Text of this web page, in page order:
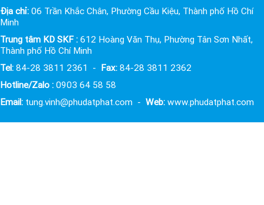
Địa chỉ: 06 Trần Khắc Chân, Phường Cầu Kiệu, Thành phố Hồ Chí
Minh
Trung tâm KD SKF : 612 Hoàng Văn Thụ, Phường Tân Sơn Nhất,
Thành phố Hồ Chí Minh
Tel: 84-28 3811 2361 - Fax: 84-28 3811 2362
Hotline/Zalo : 0903 64 58 58
Email: tung.vinh@phudatphat.com - Web: www.phudatphat.com